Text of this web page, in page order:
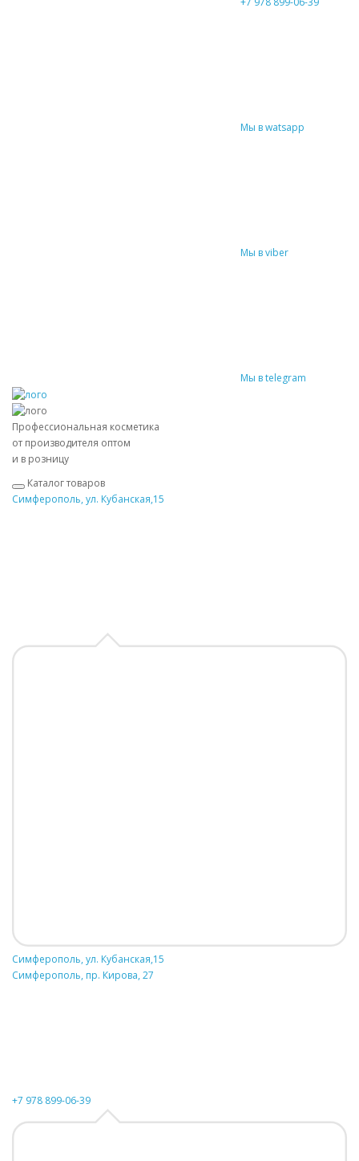
Мы в watsapp
Мы в viber
Мы в telegram
Профессиональная косметика
от производителя оптом
и в розницу
Каталог товаров
Симферополь, ул. Кубанская,15
Симферополь, ул. Кубанская,15
Симферополь, пр. Кирова, 27
+7 978 899-06-39